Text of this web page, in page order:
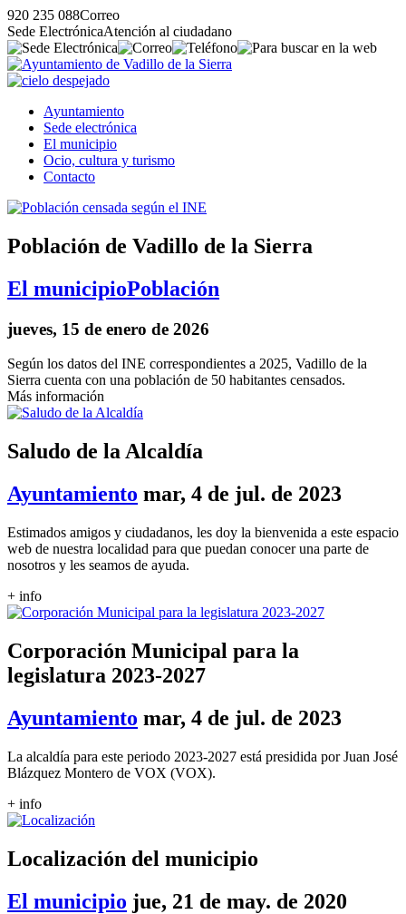
920 235 088Correo
Sede ElectrónicaAtención al ciudadano
Ayuntamiento
Sede electrónica
El municipio
Ocio, cultura y turismo
Contacto
Población de Vadillo de la Sierra
El municipioPoblación
jueves, 15 de enero de 2026
Según los datos del INE correspondientes a 2025, Vadillo de la
Sierra cuenta con una población de 50 habitantes censados.
Más información
Saludo de la Alcaldía
Ayuntamiento mar, 4 de jul. de 2023
Estimados amigos y ciudadanos, les doy la bienvenida a este espacio
web de nuestra localidad para que puedan conocer una parte de
nosotros y les seamos de ayuda.
+ info
Corporación Municipal para la
legislatura 2023-2027
Ayuntamiento mar, 4 de jul. de 2023
La alcaldía para este periodo 2023-2027 está presidida por Juan José
Blázquez Montero de VOX (VOX).
+ info
Localización del municipio
El municipio jue, 21 de may. de 2020